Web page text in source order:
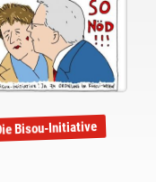
Bisou-Initiative